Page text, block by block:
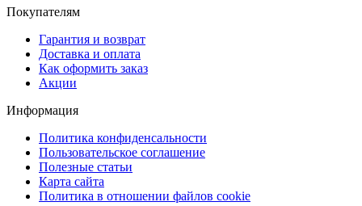
Покупателям
Гарантия и возврат
Доставка и оплата
Как оформить заказ
Акции
Информация
Политика конфиденсальности
Пользовательское соглашение
Полезные статьи
Карта сайта
Политика в отношении файлов cookie